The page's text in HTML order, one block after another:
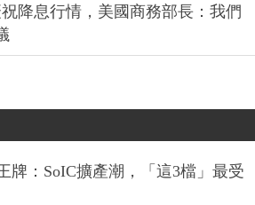
降息行情，美國商務部長：我們
牌：SoIC擴產潮，「這3檔」最受